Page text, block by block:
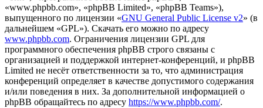
«www.phpbb.com», «phpBB Limited», «phpBB Teams»),
выпущенного по лицензии «GNU General Public License v2» (в
дальнейшем «GPL»). Скачать его можно по адресу
www.phpbb.com. Ограничения лицензии GPL для
программного обеспечения phpBB строго связаны с
организацией и поддержкой интернет-конференций, и phpBB
Limited не несёт ответственности за то, что администрация
конференций определяет в качестве допустимого содержания
и/или поведения в них. За дополнительной информацией о
phpBB обращайтесь по адресу https://www.phpbb.com/.